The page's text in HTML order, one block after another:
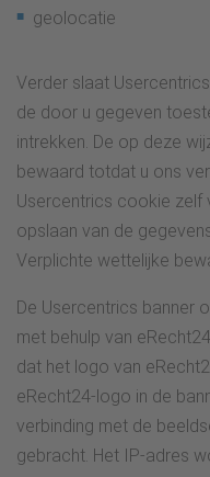
geolocatie
Verder slaat
de door u gegeven
intrekken. De op deze
bewaard totdat u ons
Usercentrics cookie
opslaan van de
Verplichte wettelijke
De Usercentrics banner
met behulp van
dat het logo van
eRecht24-logo in de
verbinding met de
gebracht. Het IP-adres